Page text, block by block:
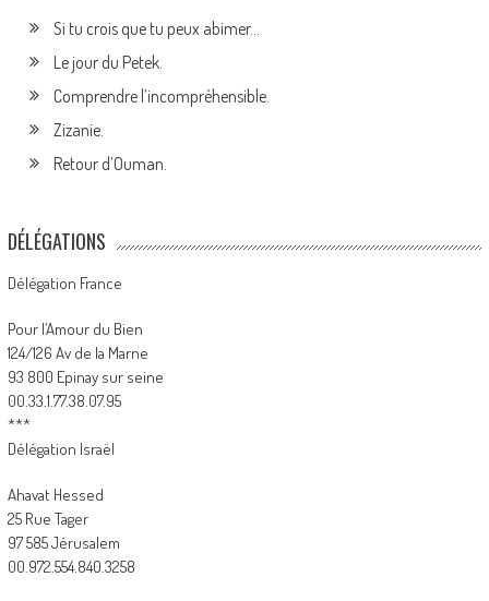
Si tu crois que tu peux abimer…
Le jour du Petek.
Comprendre l’incompréhensible.
Zizanie.
Retour d’Ouman.
DÉLÉGATIONS
Délégation France
Pour l’Amour du Bien
124/126 Av de la Marne
93 800 Epinay sur seine
00.33.1.77.38.07.95
***
Délégation Israël
Ahavat Hessed
25 Rue Tager
97 585 Jérusalem
00.972.554.840.3258